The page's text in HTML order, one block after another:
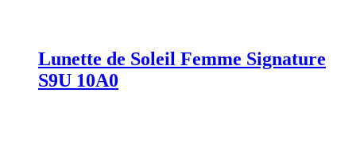
Lunette de Soleil Femme Signature
S9U 10A0